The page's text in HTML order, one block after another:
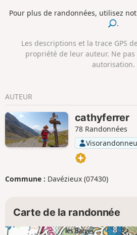
Pour plus de randonnées, utilisez
.
Les descriptions et la trace GPS
propriété de leur auteur. Ne pas
autorisation.
AUTEUR
cathyferrer
78 Randonnées
Commune : Davézieux (07430)
Carte de la randonnée
8